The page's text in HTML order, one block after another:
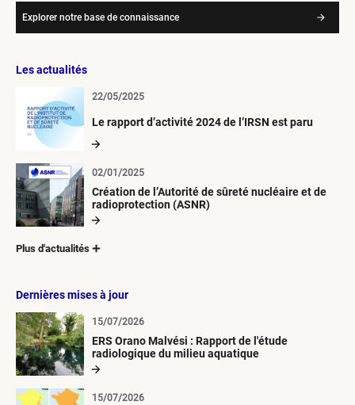
Explorer notre base de connaissance
Les actualités
Le rapport d’activité 2024 de l’IRSN est paru
22/05/2025
Création de l’Autorité de sûreté nucléaire et de
radioprotection (ASNR)
02/01/2025
Plus d'actualités
Dernières mises à jour
ERS Orano Malvési : Rapport de l'étude
radiologique du milieu aquatique
15/07/2026
15/07/2026